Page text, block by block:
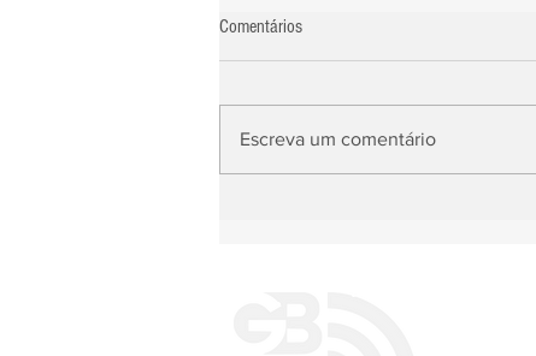
Comentários
Escreva um comentário